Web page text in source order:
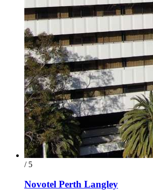
/ 5
Novotel Perth Langley